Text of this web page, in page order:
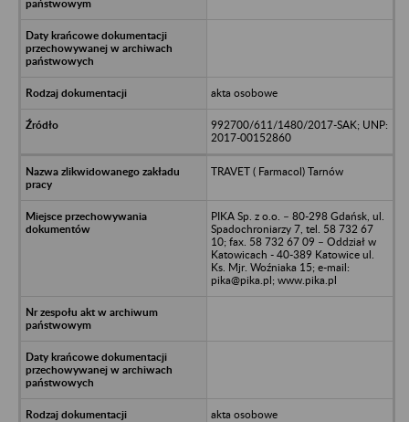
akta osobowe
992700/611/1480/2017-SAK; UNP:
2017-00152860
TRAVET ( Farmacol) Tarnów
PIKA Sp. z o.o. – 80-298 Gdańsk, ul.
Spadochroniarzy 7, tel. 58 732 67
10; fax. 58 732 67 09 – Oddział w
Katowicach - 40-389 Katowice ul.
Ks. Mjr. Woźniaka 15; e-mail:
pika@pika.pl; www.pika.pl
akta osobowe